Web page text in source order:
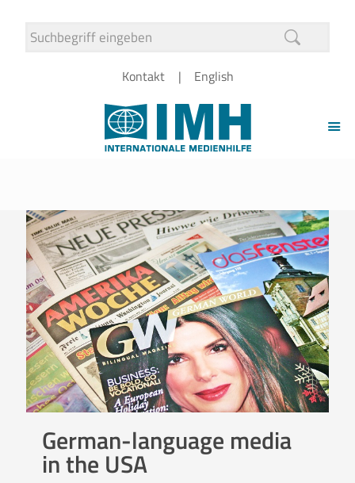
Kontakt English
German-language media
in the USA